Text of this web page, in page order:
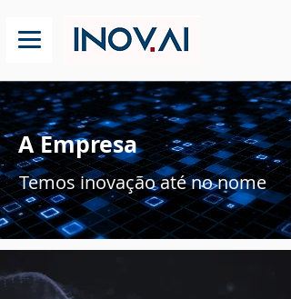
A Empresa
Temos inovação até no nome